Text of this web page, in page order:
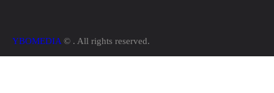
YBOMEDIA © . All rights reserved.